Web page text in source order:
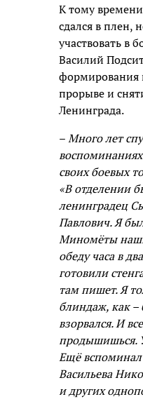
К тому
сдался в плен,
участвовать в
Василий
формирования
прорыве и
Ленинграда.
–Много лет
своих боевых
«В отделении
ленинградец
Павлович. Я
Миномёты
обеду часа в
готовили
там пишет. Я
блиндаж, как –
взорвался. И
продышишься.
Ещё
Васильева
и других